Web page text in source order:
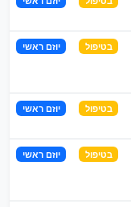
בטיפול יוזם ראשי
בטיפול יוזם ראשי
בטיפול יוזם ראשי